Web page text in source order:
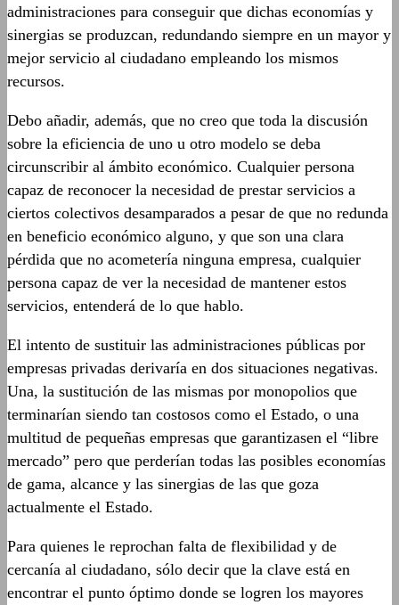
administraciones para conseguir que dichas economías y
sinergias se produzcan, redundando siempre en un mayor y
mejor servicio al ciudadano empleando los mismos
recursos.
Debo añadir, además, que no creo que toda la discusión
sobre la eficiencia de uno u otro modelo se deba
circunscribir al ámbito económico. Cualquier persona
capaz de reconocer la necesidad de prestar servicios a
ciertos colectivos desamparados a pesar de que no redunda
en beneficio económico alguno, y que son una clara
pérdida que no acometería ninguna empresa, cualquier
persona capaz de ver la necesidad de mantener estos
servicios, entenderá de lo que hablo.
El intento de sustituir las administraciones públicas por
empresas privadas derivaría en dos situaciones negativas.
Una, la sustitución de las mismas por monopolios que
terminarían siendo tan costosos como el Estado, o una
multitud de pequeñas empresas que garantizasen el “libre
mercado” pero que perderían todas las posibles economías
de gama, alcance y las sinergias de las que goza
actualmente el Estado.
Para quienes le reprochan falta de flexibilidad y de
cercanía al ciudadano, sólo decir que la clave está en
encontrar el punto óptimo donde se logren los mayores